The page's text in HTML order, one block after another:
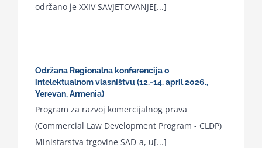
održano je XXIV SAVJETOVANJE[...]
Održana Regionalna konferencija o
intelektualnom vlasništvu (12.-14. april 2026.,
Yerevan, Armenia)
Program za razvoj komercijalnog prava
(Commercial Law Development Program - CLDP)
Ministarstva trgovine SAD-a, u[...]